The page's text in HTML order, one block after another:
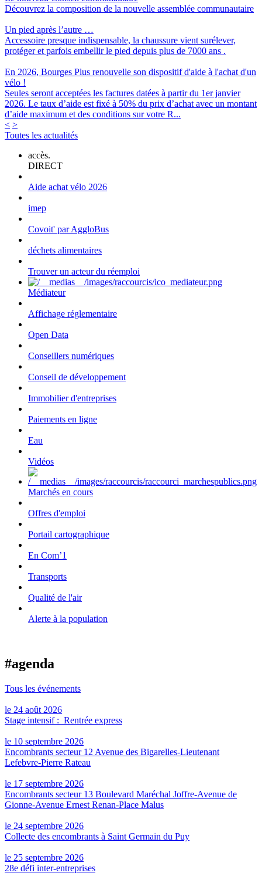
Découvrez la composition de la nouvelle assemblée communautaire
Un pied après l’autre …
Accessoire presque indispensable, la chaussure vient surélever,
protéger et parfois embellir le pied depuis plus de 7000 ans .
En 2026, Bourges Plus renouvelle son dispositif d'aide à l'achat d'un
vélo !
Seules seront acceptées les factures datées à partir du 1er janvier
2026. Le taux d’aide est fixé à 50% du prix d’achat avec un montant
d’aide maximum et des conditions sur votre R...
< >
Toutes les actualités
accès.
DIRECT
Aide achat vélo 2026
imep
Covoit' par AggloBus
déchets alimentaires
Trouver un acteur du réemploi
Médiateur
Affichage réglementaire
Open Data
Conseillers numériques
Conseil de développement
Immobilier d'entreprises
Paiements en ligne
Eau
Vidéos
Marchés en cours
Offres d'emploi
Portail cartographique
En Com’1
Transports
Qualité de l'air
Alerte à la population
#agenda
Tous les événements
le 24 août 2026
Stage intensif : Rentrée express
le 10 septembre 2026
Encombrants secteur 12 Avenue des Bigarelles-Lieutenant
Lefebvre-Pierre Rateau
le 17 septembre 2026
Encombrants secteur 13 Boulevard Maréchal Joffre-Avenue de
Gionne-Avenue Ernest Renan-Place Malus
le 24 septembre 2026
Collecte des encombrants à Saint Germain du Puy
le 25 septembre 2026
28e défi inter-entreprises